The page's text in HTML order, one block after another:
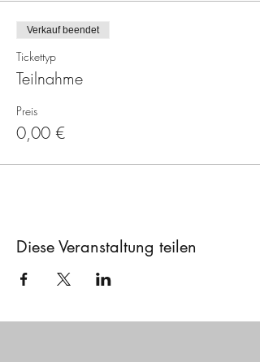
Verkauf beendet
Tickettyp
Teilnahme
Preis
0,00 €
Diese Veranstaltung teilen